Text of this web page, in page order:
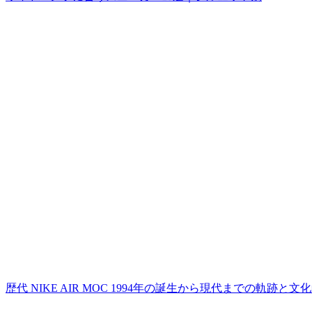
歴代 NIKE AIR MOC 1994年の誕生から現代までの軌跡と文